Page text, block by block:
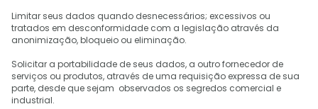
Limitar seus dados quando desnecessários; excessivos ou
tratados em desconformidade com a legislação através da
anonimização, bloqueio ou eliminação.
Solicitar a portabilidade de seus dados, a outro fornecedor de
serviços ou produtos, através de uma requisição expressa de sua
parte, desde que sejam observados os segredos comercial e
industrial.